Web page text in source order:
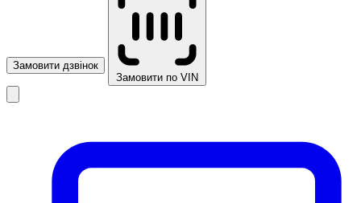
Замовити дзвінок
Замовити по VIN